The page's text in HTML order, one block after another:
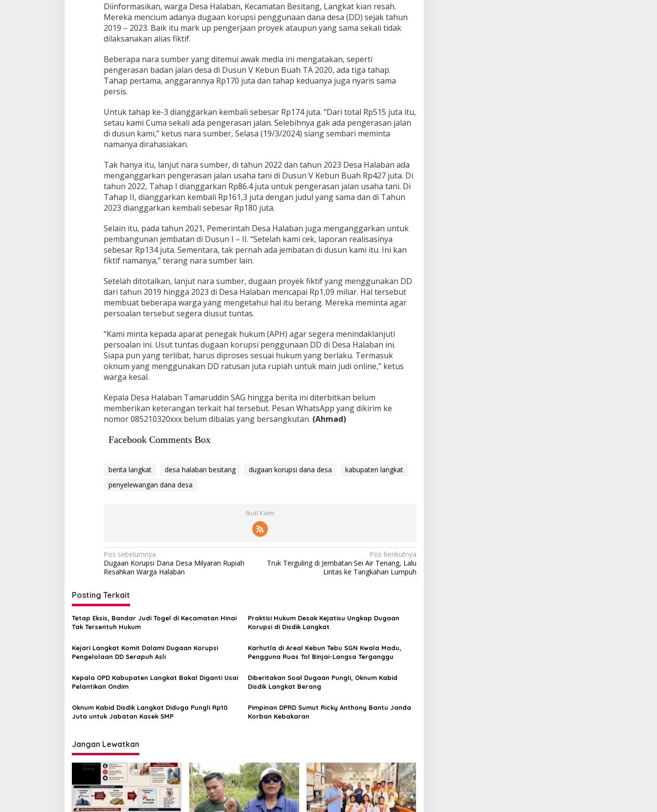
Diinformasikan, warga Desa Halaban, Kecamatan Besitang, Langkat kian resah.
Mereka mencium adanya dugaan korupsi penggunaan dana desa (DD) sejak tahun
2019 – 2023. Baik itu mark up pengerjaan proyek ataupun yang sama sekali tidak
dilaksanakan alias fiktif.
Beberapa nara sumber yang ditemui awak media ini mengatakan, seperti
pengerasan badan jalan desa di Dusun V Kebun Buah TA 2020, ada tiga tahap.
Tahap pertama, anggarannya Rp170 juta dan tahap keduanya juga nyaris sama
persis.
Untuk tahap ke-3 dianggarkan kembali sebesar Rp174 juta. “Dari total Rp515 juta itu,
setau kami Cuma sekali ada pengerasan jalan. Selebihnya gak ada pengerasan jalan
di dusun kami,” ketus nara sumber, Selasa (19/3/2024) siang sembari meminta
namanya dirahasiakan.
Tak hanya itu, lanjut nara sumber, di tahun 2022 dan tahun 2023 Desa Halaban ada
menganggarkan pengerasan jalan usaha tani di Dusun V Kebun Buah Rp427 juta. Di
tahun 2022, Tahap I dianggarkan Rp86.4 juta untuk pengerasan jalan usaha tani. Di
Tahap II, dianggarkan kembali Rp161,3 juta dengan judul yang sama dan di Tahun
2023 dianggarkan kembali sebesar Rp180 juta.
Selain itu, pada tahun 2021, Pemerintah Desa Halaban juga menganggarkan untuk
pembangunan jembatan di Dusun I – II. “Setelah kami cek, laporan realisasinya
sebesar Rp134 juta. Sementara, tak pernah ada jembatan di dusun kami itu. Ini kan
fiktif namanya,” terang nara sumber lain.
Setelah ditotalkan, lanjut nara sumber, dugaan proyek fiktif yang menggunakan DD
dari tahun 2019 hingga 2023 di Desa Halaban mencapai Rp1,09 miliar. Hal tersebut
membuat beberapa warga yang mengetahui hal itu berang. Mereka meminta agar
persoalan tersebut segera diusut tuntas.
“Kami minta kepada aparat penegak hukum (APH) agar segera menindaklanjuti
persoalan ini. Usut tuntas dugaan korupsi penggunaan DD di Desa Halaban ini.
Siapa pun yang terlibat, harus diproses sesuai hukum yang berlaku. Termasuk
oknum yang menggunakan DD ratusan juta rupiah untuk main judi online,” ketus
warga kesal.
Kepala Desa Halaban Tamaruddin SAG hingga berita ini diterbitkan belum
memberikan keterangan terkait hal tersebut. Pesan WhatsApp yang dikirim ke
nomor 085210320xxx belum dibalas yang bersangkutan. (Ahmad)
Facebook Comments Box
berita langkat desa halaban besitang dugaan korupsi dana desa
kabupaten langkat
penyelewangan dana desa
Ikuti Kami
Navigasi
pos
Pos sebelumnya
Dugaan Korupsi Dana Desa Milyaran Rupiah
Resahkan Warga Halaban
Pos berikutnya
Truk Terguling di Jembatan Sei Air Tenang, Lalu
Lintas ke Tangkahan Lumpuh
Posting Terkait
Tetap Eksis, Bandar Judi Togel di Kecamatan Hinai
Tak Tersentuh Hukum
Praktisi Hukum Desak Kejatisu Ungkap Dugaan
Korupsi di Disdik Langkat
Kejari Langkat Komit Dalami Dugaan Korupsi
Pengelolaan DD Serapuh Asli
Karhutla di Areal Kebun Tebu SGN Kwala Madu,
Pengguna Ruas Tol Binjai-Langsa Terganggu
Kepala OPD Kabupaten Langkat Bakal Diganti Usai
Pelantikan Ondim
Diberitakan Soal Dugaan Pungli, Oknum Kabid
Disdik Langkat Berang
Oknum Kabid Disdik Langkat Diduga Pungli Rp10
Juta untuk Jabatan Kasek SMP
Pimpinan DPRD Sumut Ricky Anthony Bantu Janda
Korban Kebakaran
Jangan Lewatkan